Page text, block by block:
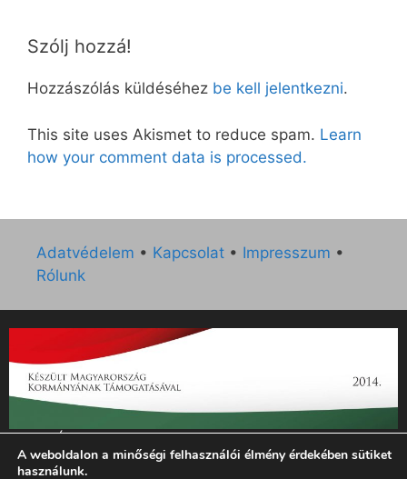
Szólj hozzá!
Hozzászólás küldéséhez be kell jelentkezni.
This site uses Akismet to reduce spam. Learn
how your comment data is processed.
Adatvédelem • Kapcsolat • Impresszum •
Rólunk
„Az Új Ember katolikus hetilap 2014. évi működésének
támogatását az EGYH-KCP-14-P-0121 sz. támogatási
A weboldalon a minőségi felhasználói élmény érdekében sütiket
használunk.